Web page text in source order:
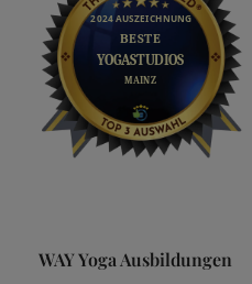
WAY Yoga Ausbildungen